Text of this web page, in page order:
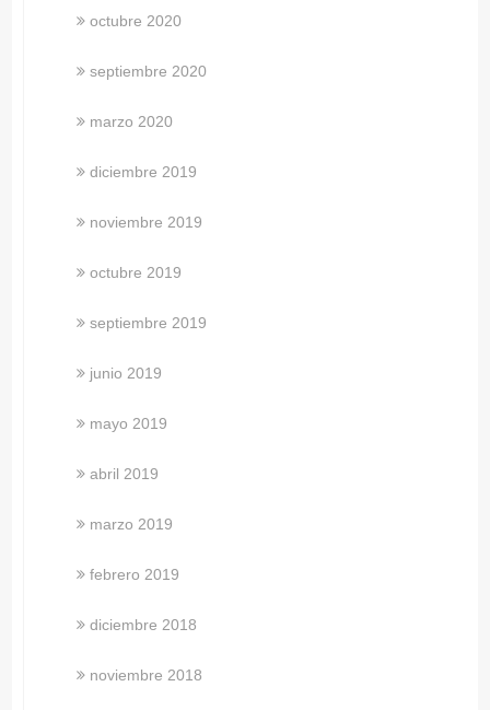
octubre 2020
septiembre 2020
marzo 2020
diciembre 2019
noviembre 2019
octubre 2019
septiembre 2019
junio 2019
mayo 2019
abril 2019
marzo 2019
febrero 2019
diciembre 2018
noviembre 2018